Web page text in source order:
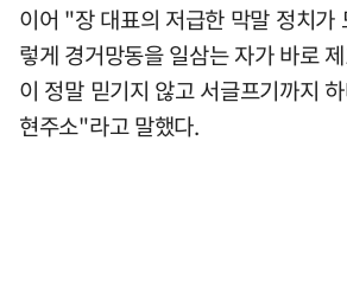
이어 "장 대표의 저급한 막말 정치
렇게 경거망동을 일삼는 자가 바로
이 정말 믿기지 않고 서글프기까지
현주소"라고 말했다.